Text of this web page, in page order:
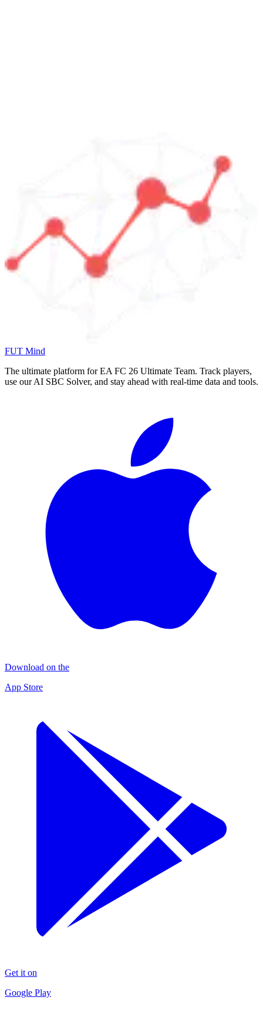
FUT Mind
The ultimate platform for EA FC 26 Ultimate Team. Track players,
use our AI SBC Solver, and stay ahead with real-time data and tools.
Download on the
App Store
Get it on
Google Play